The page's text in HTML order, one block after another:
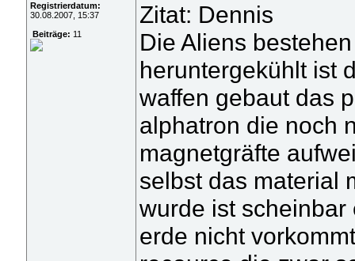
Registrierdatum:
30.08.2007, 15:37
Beiträge: 11
Zitat: Dennis
Die Aliens
heruntergekühlt ist
waffen gebaut das
alphatron die noch
magnetgräfte
selbst das material
wurde ist
erde nicht